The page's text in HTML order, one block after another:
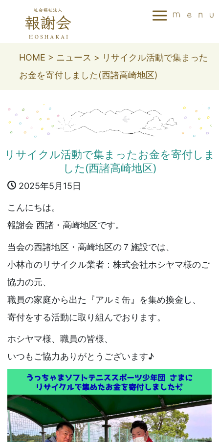
HOME > ニュース > リサイクル活動で集まった
お金を寄付しました(西諸高崎地区)
リサイクル活動で集まったお金を寄付しま
した(西諸高崎地区)
2025年5月15日
こんにちは。
報謝会 西諸・高崎地区です。
当会の西諸地区・高崎地区の７施設では、
小林市のリサイクル業者：株式会社ホシヤマ様のご
協力の元、
職員の家庭から出た『アルミ缶』を集め換金し、
寄付をする活動に取り組んでおります。
ホシヤマ様、職員の皆様、
いつもご協力ありがとうございます♪